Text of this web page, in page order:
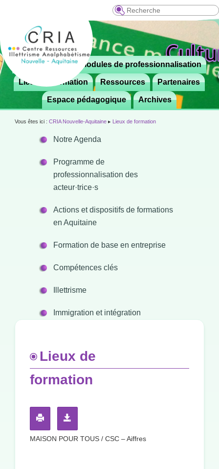
Recherche
Menu
principal
Aller
contenu
principal
 Le CRIA Modules de professionnalisation
Lieux de formation Ressources Partenaires
Espace pédagogique Archives
Vous êtes ici : CRIA Nouvelle-Aquitaine ▸ Lieux de formation
Notre Agenda
Programme de
professionnalisation des
acteur·trice·s
Actions et dispositifs de formations
en Aquitaine
Formation de base en entreprise
Compétences clés
Illettrisme
Immigration et intégration
Lieux de
formation
MAISON POUR TOUS / CSC – Aiffres